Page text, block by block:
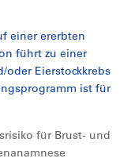
einer ererbten
führt zu einer
oder Eierstockkrebs
ist für
für Brust- und